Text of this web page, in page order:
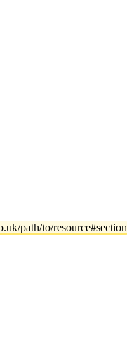
path/to/resource#section